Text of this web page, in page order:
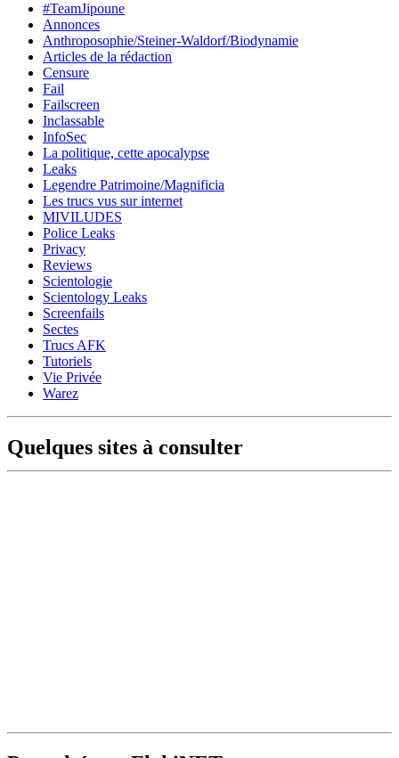
#TeamJipoune
Annonces
Anthroposophie/Steiner-Waldorf/Biodynamie
Articles de la rédaction
Censure
Fail
Failscreen
Inclassable
InfoSec
La politique, cette apocalypse
Leaks
Legendre Patrimoine/Magnificia
Les trucs vus sur internet
MIVILUDES
Police Leaks
Privacy
Reviews
Scientologie
Scientology Leaks
Screenfails
Sectes
Trucs AFK
Tutoriels
Vie Privée
Warez
Quelques sites à consulter